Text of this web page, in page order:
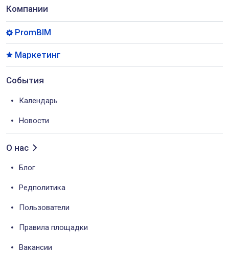
Компании
PromBIM
Маркетинг
События
Календарь
Новости
О нас
Блог
Редполитика
Пользователи
Правила площадки
Вакансии